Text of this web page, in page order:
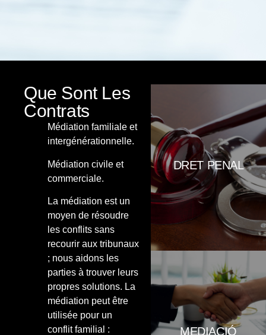
Que Sont Les
Contrats
Médiation familiale et
intergénérationnelle.
Médiation civile et
commerciale.
La médiation est un
moyen de résoudre
les conflits sans
recourir aux tribunaux
; nous aidons les
parties à trouver leurs
propres solutions. La
médiation peut être
utilisée pour un
conflit familial :
DRET PENAL
DEFENSA I ACUSACIÓ.
Assessorem en delictes contra la
llibertat (amenaces, coaccions,
detenció il·legal), delictes contra
l'honor (calúmnia i injúries),
delictes econòmics (estafes,
apropiació indeguda, concursos,
subhastes), falsedats
documentals, delicte contra la
seguretat
MEDIACIÓ
Aquesta tècnica de resolució de
conflictes es caracteritza per la
intervenció d’una tercera persona
imparcial i experta –amb estudis
específics de psicologia i